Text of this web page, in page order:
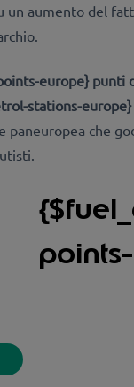
aumento del
europe} punti
stations-
che